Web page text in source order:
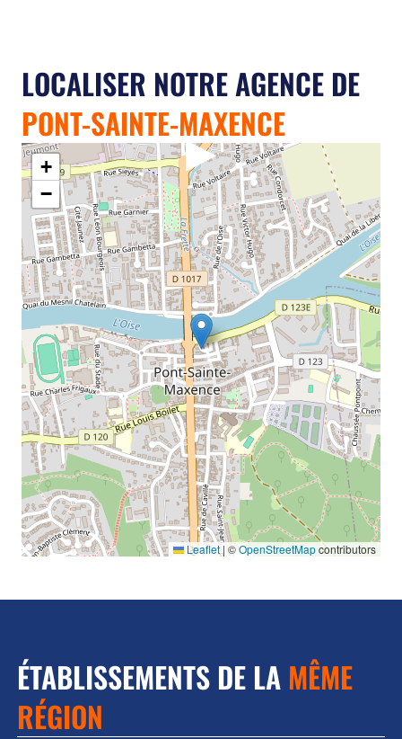
+
−
Leaflet| ©OpenStreetMapcontributors
LOCALISER NOTRE AGENCE DE
PONT-SAINTE-MAXENCE
ÉTABLISSEMENTS DE LAMÊME
RÉGION
▶